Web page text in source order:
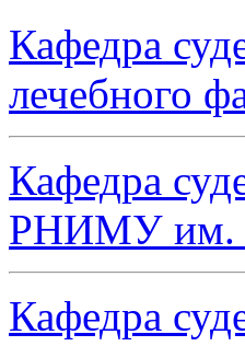
Кафедра
лечебного
Кафедра
РНИМУ им.
Кафедра